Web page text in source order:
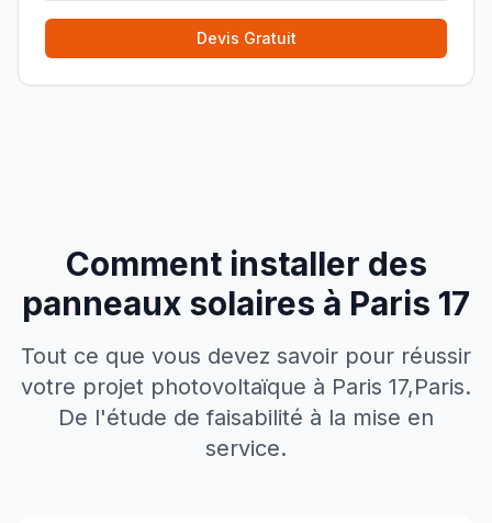
Devis Gratuit
Comment installer des
panneaux solaires à Paris 17
Tout ce que vous devez savoir pour réussir
votre projet photovoltaïque à Paris 17,Paris.
De l'étude de faisabilité à la mise en
service.